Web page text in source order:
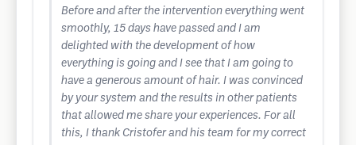
Before and after the intervention everything went
smoothly, 15 days have passed and I am
delighted with the development of how
everything is going and I see that I am going to
have a generous amount of hair. I was convinced
by your system and the results in other patients
that allowed me share your experiences. For all
this, I thank Cristofer and his team for my correct